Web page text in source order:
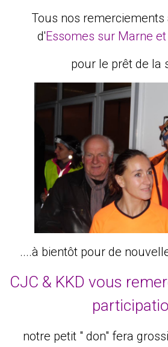
Tous nos
d'Essomes sur Marne
pour le prêt de la
....à bientôt pour de
CJC & KKD vous
notre petit " don" fera